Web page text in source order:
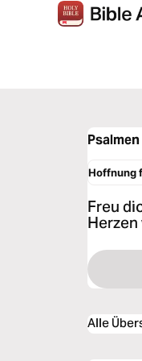
Psalmen
Hoffnung
Freu
Alle